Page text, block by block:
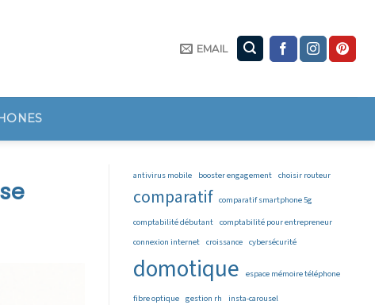
EMAIL
antivirus mobile booster engagement choisir routeur
comparatif comparatif smartphone 5g
comptabilité débutant comptabilité pour entrepreneur
connexion internet croissance cybersécurité
domotique espace mémoire téléphone
fibre optique gestion rh insta-carousel